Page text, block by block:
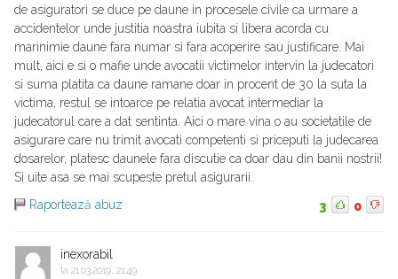
de asiguratori se duce pe daune in procesele civile ca urmare a
accidentelor unde justitia noastra iubita si libera acorda cu
marinimie daune fara numar si fara acoperire sau justificare. Mai
mult, aici e si o mafie unde avocatii victimelor intervin la judecatori
si suma platita ca daune ramane doar in procent de 30 la suta la
victima, restul se intoarce pe relatia avocat intermediar la
judecatorul care a dat sentinta. Aici o mare vina o au societatile de
asigurare care nu trimit avocati competenti si priceputi la judecarea
dosarelor, platesc daunele fara discutie ca doar dau din banii nostrii!
Si uite asa se mai scupeste pretul asigurarii.
Raportează abuz
3 0
inexorabil
la 21.03.2019, 21:49